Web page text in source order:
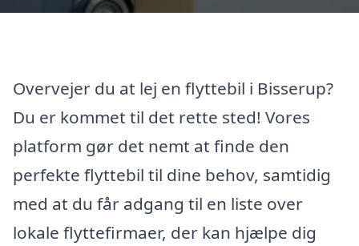
Overvejer du at lej en flyttebil i Bisserup?
Du er kommet til det rette sted! Vores
platform gør det nemt at finde den
perfekte flyttebil til dine behov, samtidig
med at du får adgang til en liste over
lokale flyttefirmaer, der kan hjælpe dig